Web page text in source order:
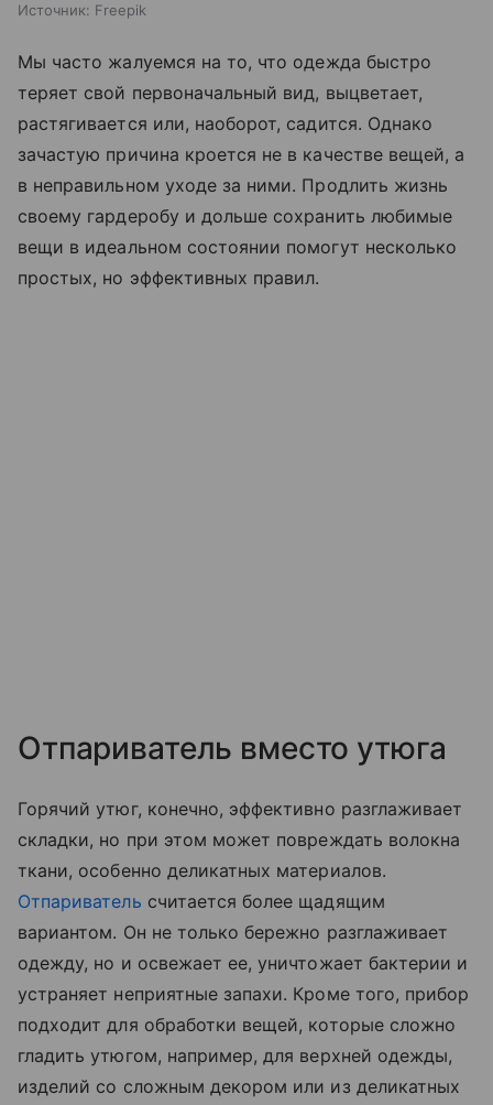
Источник: Freepik
Мы часто жалуемся на то, что одежда быстро
теряет свой первоначальный вид, выцветает,
растягивается или, наоборот, садится. Однако
зачастую причина кроется не в качестве вещей, а
в неправильном уходе за ними. Продлить жизнь
своему гардеробу и дольше сохранить любимые
вещи в идеальном состоянии помогут несколько
простых, но эффективных правил.
Отпариватель вместо утюга
Горячий утюг, конечно, эффективно разглаживает
складки, но при этом может повреждать волокна
ткани, особенно деликатных материалов.
Отпариватель считается более щадящим
вариантом. Он не только бережно разглаживает
одежду, но и освежает ее, уничтожает бактерии и
устраняет неприятные запахи. Кроме того, прибор
подходит для обработки вещей, которые сложно
гладить утюгом, например, для верхней одежды,
изделий со сложным декором или из деликатных